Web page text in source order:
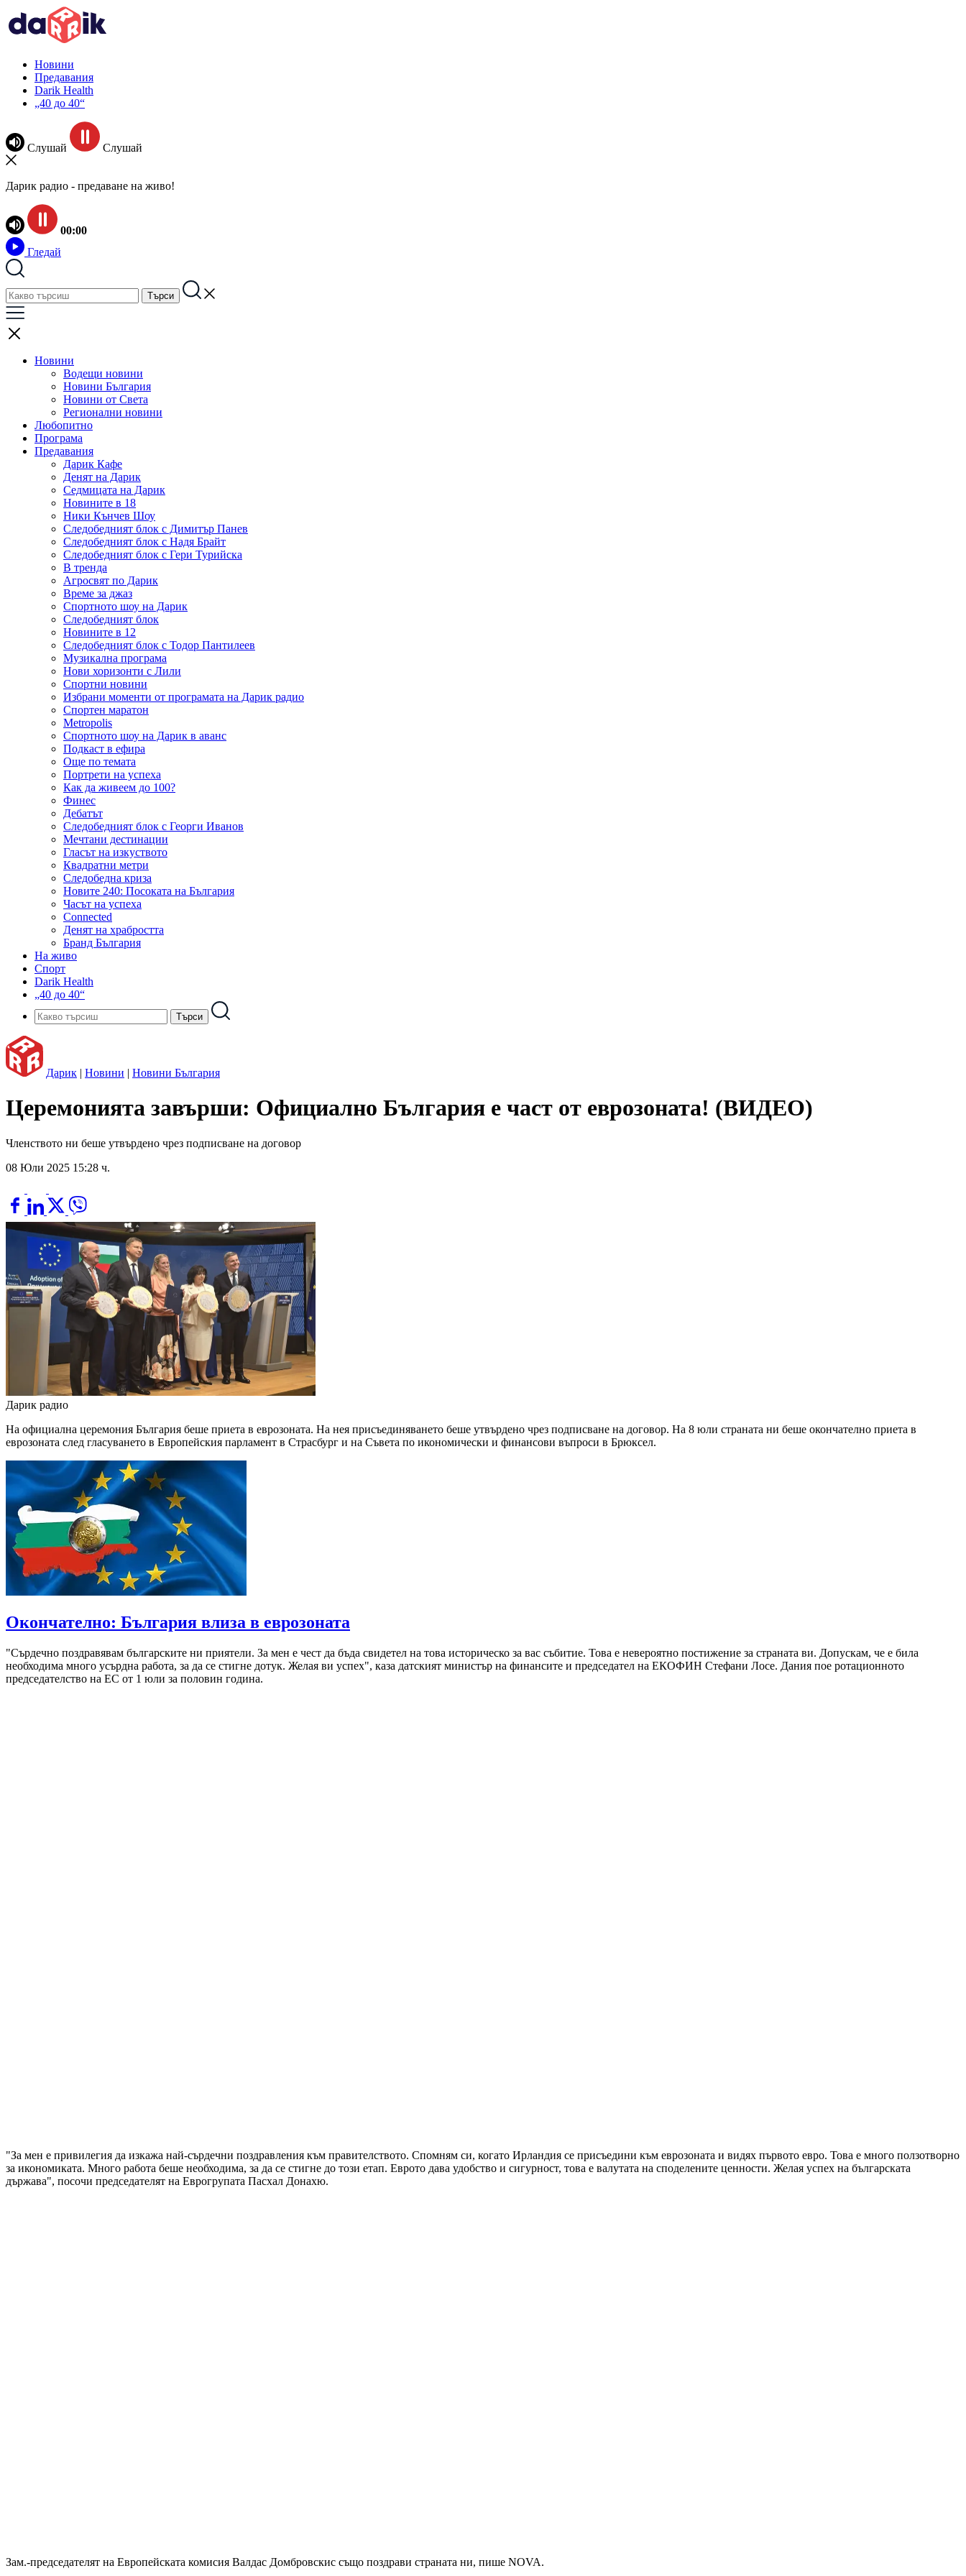
Новини
Предавания
Darik Health
„40 до 40“
Слушай Слушай
Дарик радио - предаване на живо!
00:00
Гледай
Новини
Водещи новини
Новини България
Новини от Света
Регионални новини
Любопитно
Програма
Предавания
Дарик Кафе
Денят на Дарик
Седмицата на Дарик
Новините в 18
Ники Кънчев Шоу
Следобедният блок с Димитър Панев
Следобедният блок с Надя Брайт
Следобедният блок с Гери Турийска
В тренда
Агросвят по Дарик
Време за джаз
Спортното шоу на Дарик
Следобедният блок
Новините в 12
Следобедният блок с Тодор Пантилеев
Музикална програма
Нови хоризонти с Лили
Спортни новини
Избрани моменти от програмата на Дарик радио
Спортен маратон
Metropolis
Спортното шоу на Дарик в аванс
Подкаст в ефира
Още по темата
Портрети на успеха
Как да живеем до 100?
Финес
Дебатът
Следобедният блок с Георги Иванов
Мечтани дестинации
Гласът на изкуството
Квадратни метри
Следобедна криза
Новите 240: Посоката на България
Часът на успеха
Connected
Денят на храбростта
Бранд България
На живо
Спорт
Darik Health
„40 до 40“
Дарик | Новини | Новини България
Церемонията завърши: Официално България е част от еврозоната! (ВИДЕО)
Членството ни беше утвърдено чрез подписване на договор
08 Юли 2025 15:28 ч.
Дарик радио
На официална церемония България беше приета в еврозоната. На нея присъединяването беше утвърдено чрез подписване на договор. На 8 юли страната ни беше окончателно приета в
еврозоната след гласуването в Европейския парламент в Страсбург и на Съвета по икономически и финансови въпроси в Брюксел.
Окончателно: България влиза в еврозоната
"Сърдечно поздравявам българските ни приятели. За мен е чест да бъда свидетел на това историческо за вас събитие. Това е невероятно постижение за страната ви. Допускам, че е била
необходима много усърдна работа, за да се стигне дотук. Желая ви успех", каза датският министър на финансите и председател на ЕКОФИН Стефани Лосе. Дания пое ротационното
председателство на ЕС от 1 юли за половин година.
"За мен е привилегия да изкажа най-сърдечни поздравления към правителството. Спомням си, когато Ирландия се присъедини към еврозоната и видях първото евро. Това е много ползотворно
за икономиката. Много работа беше необходима, за да се стигне до този етап. Еврото дава удобство и сигурност, това е валутата на споделените ценности. Желая успех на българската
държава", посочи председателят на Еврогрупата Пасхал Донахю.
Зам.-председателят на Европейската комисия Валдас Домбровскис също поздрави страната ни, пише NOVA.